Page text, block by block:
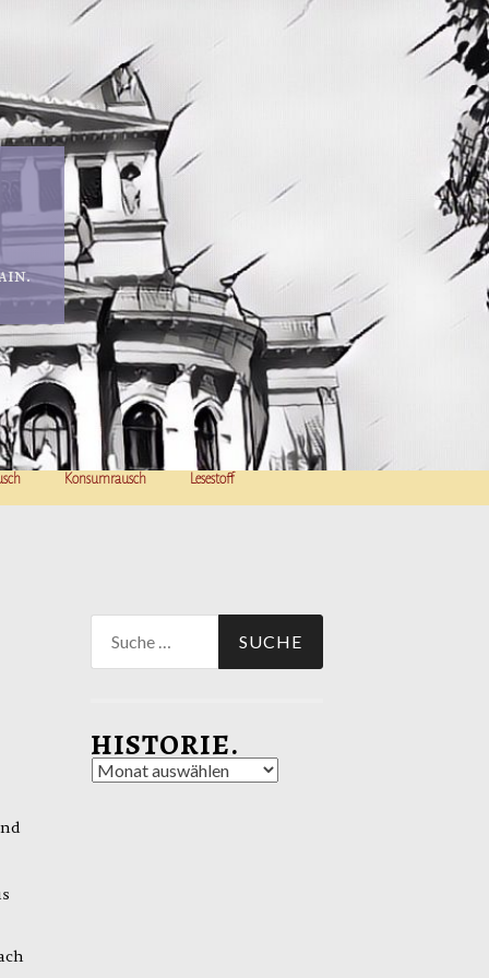
Konsumrausch
Lesestoff
nach:
HISTORIE.
Historie.